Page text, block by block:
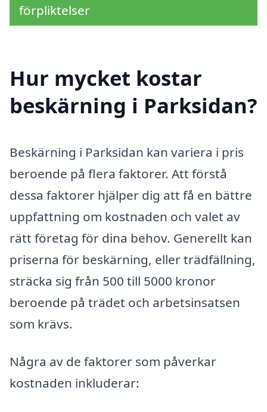
förpliktelser
Hur mycket kostar
beskärning i Parksidan?
Beskärning i Parksidan kan variera i pris
beroende på flera faktorer. Att förstå
dessa faktorer hjälper dig att få en bättre
uppfattning om kostnaden och valet av
rätt företag för dina behov. Generellt kan
priserna för beskärning, eller trädfällning,
sträcka sig från 500 till 5000 kronor
beroende på trädet och arbetsinsatsen
som krävs.
Några av de faktorer som påverkar
kostnaden inkluderar: